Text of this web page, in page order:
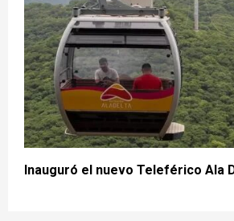
Inauguró el nuevo Teleférico Ala